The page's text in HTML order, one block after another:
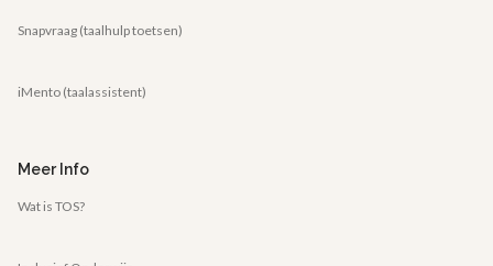
Snapvraag (taalhulp toetsen)
iMento (taalassistent)
Meer Info
Wat is TOS?